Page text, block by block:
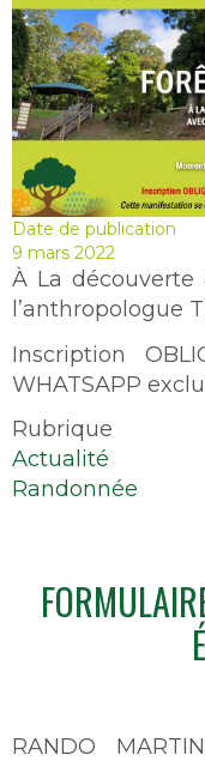
Date de publication
9 mars 2022
À La découverte
l’anthropologue
Inscription
WHATSAPP
Rubrique
Actualité
Randonnée
RANDO